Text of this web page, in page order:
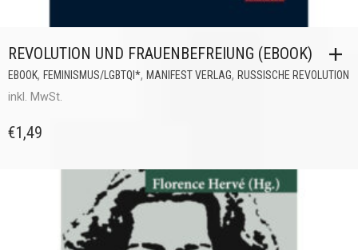
REVOLUTION UND FRAUENBEFREIUNG (EBOOK)
EBOOK, FEMINISMUS/LGBTQI*, MANIFEST VERLAG, RUSSISCHE REVOLUTION
inkl. MwSt.
€1,49